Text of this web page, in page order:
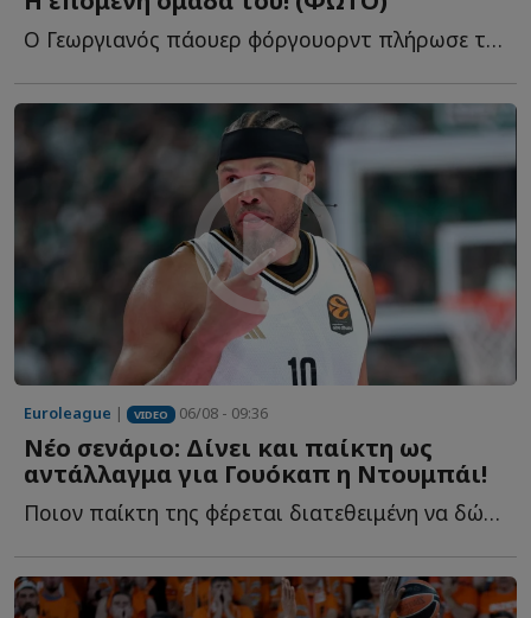
Ο Γεωργιανός πάουερ φόργουορντ πλήρωσε το buy out του σ...
Euroleague | VIDEO 06/08 - 09:36
Νέο σενάριο: Δίνει και παίκτη ως
αντάλλαγμα για Γουόκαπ η Ντουμπάι!
Ποιον παίκτη της φέρεται διατεθειμένη να δώσει στον Ο...